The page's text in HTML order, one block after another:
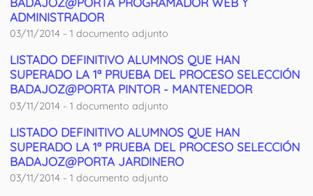
ADMINISTRADOR
03/11/2014 - 1 documento adjunto
LISTADO DEFINITIVO ALUMNOS QUE HAN
SUPERADO LA 1ª PRUEBA DEL PROCESO SELECCIÓN
BADAJOZ@PORTA PINTOR - MANTENEDOR
03/11/2014 - 1 documento adjunto
LISTADO DEFINITIVO ALUMNOS QUE HAN
SUPERADO LA 1ª PRUEBA DEL PROCESO SELECCIÓN
BADAJOZ@PORTA JARDINERO
03/11/2014 - 1 documento adjunto